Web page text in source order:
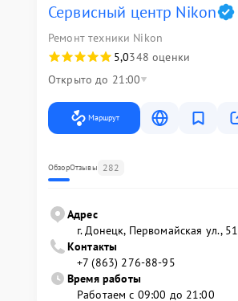
Сервисный центр Nikon
Ремонт техники Nikon
5,0348 оценки
Открыто до 21:00
Маршрут
ОбзорОтзывы 282
Адрес
г. Донецк, Первомайская ул., 51
Контакты
+7 (863) 276-88-95
Время работы
Работаем с 09:00 до 21:00